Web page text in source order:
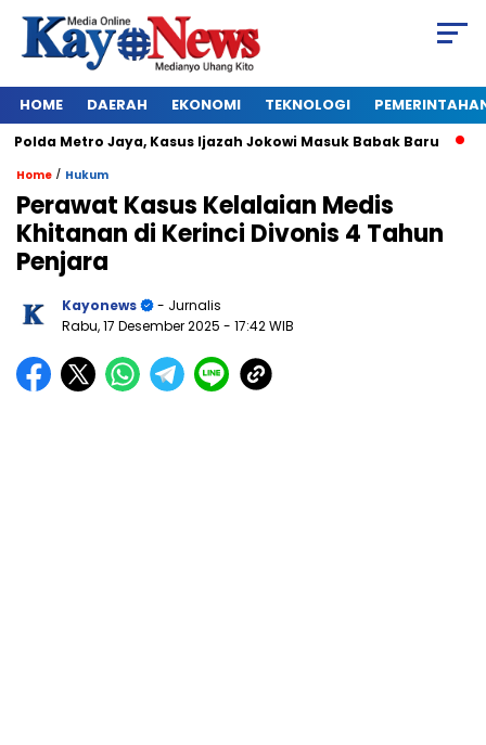
HOME DAERAH EKONOMI TEKNOLOGI
Metro Jaya, Kasus Ijazah Jokowi Masuk Babak Baru
Home / Hukum
Perawat Kasus Kelalaian Medis
Khitanan di Kerinci Divonis 4 Tahun
Penjara
Kayonews
- Jurnalis
Rabu, 17 Desember 2025 - 17:42 WIB